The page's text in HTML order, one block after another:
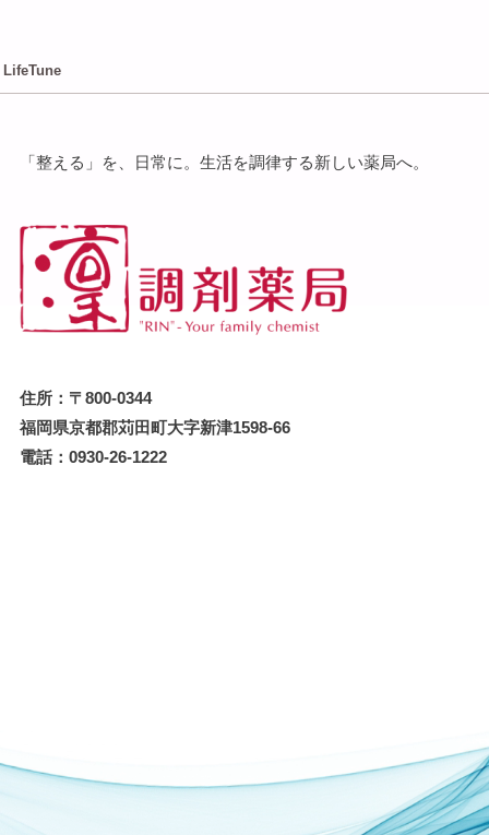
LifeTune
「整える」を、⽇常に。⽣活を調律する新しい薬局へ。
住所：〒800-0344
福岡県京都郡苅田町大字新津1598-66
電話：0930-26-1222